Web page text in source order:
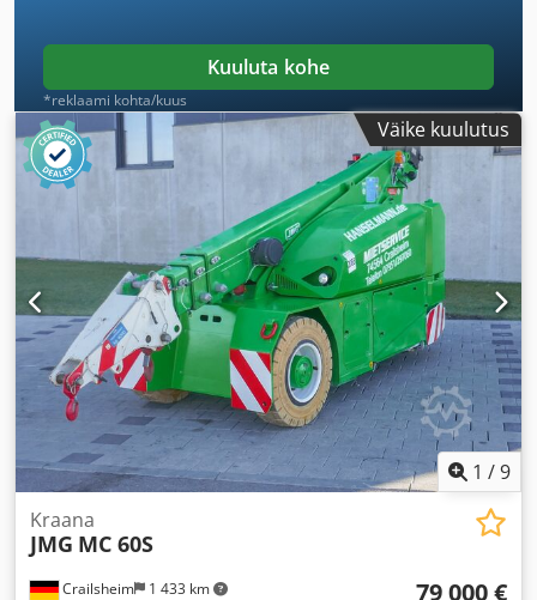
Kuuluta kohe
*reklaami kohta/kuus
Väike kuulutus
1 /9
Crailsheim 1 433 km
Kraana
JMG MC 60S
79 000 €